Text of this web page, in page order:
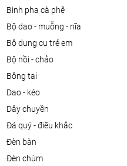
bình pha cà phê
bộ dao - muỗng - nĩa
bộ dụng cụ trẻ em
bộ nồi - chảo
bông tai
dao - kéo
dây chuyền
đá quý - điêu khắc
đèn bàn
đèn chùm